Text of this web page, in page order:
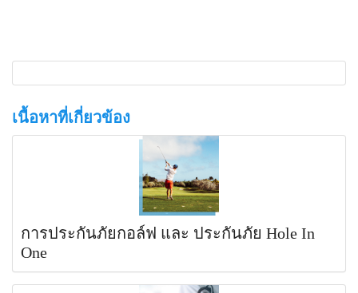
เนื้อหาที่เกี่ยวข้อง
การประกันภัยกอล์ฟ และ ประกันภัย Hole In
One